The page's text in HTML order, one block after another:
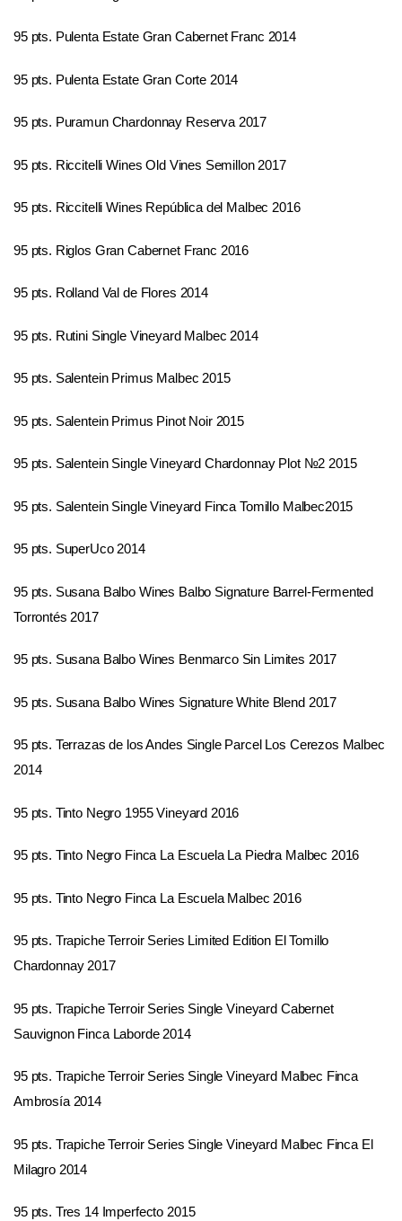
95 pts. Pulenta Estate Gran Cabernet Franc 2014
95 pts. Pulenta Estate Gran Corte 2014
95 pts. Puramun Chardonnay Reserva 2017
95 pts. Riccitelli Wines Old Vines Semillon 2017
95 pts. Riccitelli Wines República del Malbec 2016
95 pts. Riglos Gran Cabernet Franc 2016
95 pts. Rolland Val de Flores 2014
95 pts. Rutini Single Vineyard Malbec 2014
95 pts. Salentein Primus Malbec 2015
95 pts. Salentein Primus Pinot Noir 2015
95 pts. Salentein Single Vineyard Chardonnay Plot №2 2015
95 pts. Salentein Single Vineyard Finca Tomillo Malbec2015
95 pts. SuperUco 2014
95 pts. Susana Balbo Wines Balbo Signature Barrel-Fermented
Torrontés 2017
95 pts. Susana Balbo Wines Benmarco Sin Limites 2017
95 pts. Susana Balbo Wines Signature White Blend 2017
95 pts. Terrazas de los Andes Single Parcel Los Cerezos Malbec
2014
95 pts. Tinto Negro 1955 Vineyard 2016
95 pts. Tinto Negro Finca La Escuela La Piedra Malbec 2016
95 pts. Tinto Negro Finca La Escuela Malbec 2016
95 pts. Trapiche Terroir Series Limited Edition El Tomillo
Chardonnay 2017
95 pts. Trapiche Terroir Series Single Vineyard Cabernet
Sauvignon Finca Laborde 2014
95 pts. Trapiche Terroir Series Single Vineyard Malbec Finca
Ambrosía 2014
95 pts. Trapiche Terroir Series Single Vineyard Malbec Finca El
Milagro 2014
95 pts. Tres 14 Imperfecto 2015